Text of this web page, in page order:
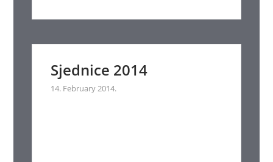
Sjednice 2014
14. February 2014.